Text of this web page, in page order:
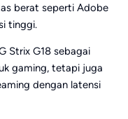
berat seperti Adobe
tinggi.
Strix G18 sebagai
gaming, tetapi juga
dengan latensi